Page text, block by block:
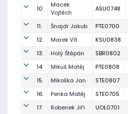
10.
Macek
Vojtěch
ASU0748
11. Šnajdr Jakub PTE0700
12.
Marek Vít KSU0838
13.
Holý Štěpán SBR0802
14.
Mikuš Matěj PTE0808
15.
Mikoška Jan STE0807
16.
Penka Matěj STE0705
17.
Robenek Jiří UOL0701